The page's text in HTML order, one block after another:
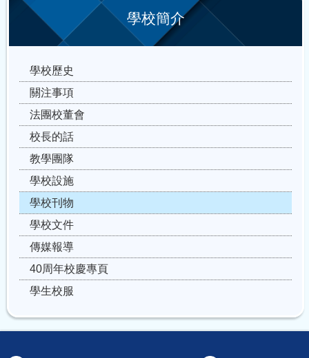
學校簡介
學校歷史
關注事項
法團校董會
校長的話
教學團隊
學校設施
學校刊物
學校文件
傳媒報導
40周年校慶專頁
學生校服